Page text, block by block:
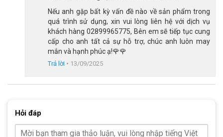
Với lực phanh ổn định và độ bám cao, đây là điểm cộng lớn
Nếu anh gặp bất kỳ vấn đề nào về sản phẩm trong
quá trình sử dụng, xin vui lòng liên hệ với dịch vụ
khách hàng 02899965775, Bên em sẽ tiếp tục cung
cấp cho anh tất cả sự hỗ trợ, chúc anh luôn may
mắn và hạnh phúc ạ!🌹🌹
Trả lời • 13/09/2025
Hỏi đáp